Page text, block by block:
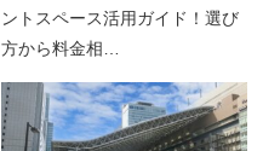
ントスペース活用ガイド！選び
方から料金相…